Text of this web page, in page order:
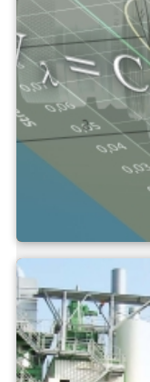
Grundlagen